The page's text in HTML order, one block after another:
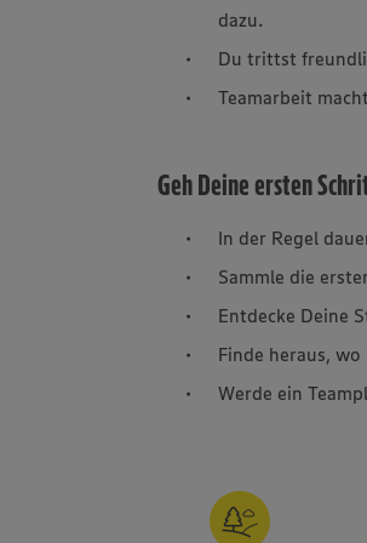
dazu.
Du trittst
Teamarbeit
Geh Deine ersten
In der Regel
Sammle die
Entdecke Deine
Finde heraus, wo
Werde ein